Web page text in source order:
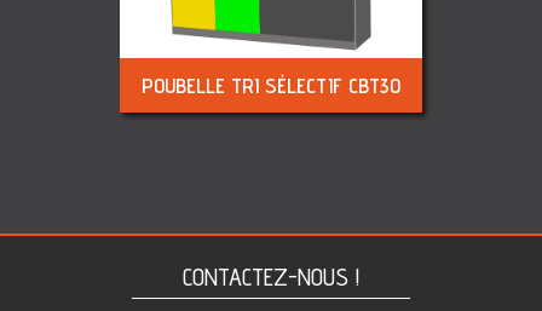
POUBELLE TRI SÉLECTIF CBT30
CONTACTEZ-NOUS !